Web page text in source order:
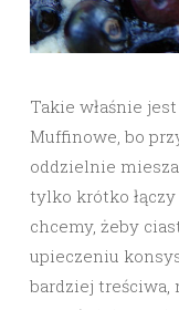
Takie właśnie
Muffinowe, bo
oddzielnie
tylko krótko
chcemy, żeby
upieczeniu
bardziej